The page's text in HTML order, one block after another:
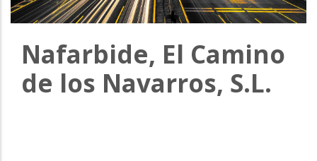
la
navegación
Nafarbide, El Camino
de los Navarros, S.L.